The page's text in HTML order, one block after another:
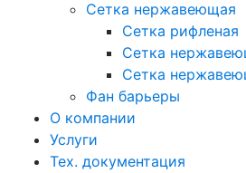
Сетка нержавеющая
Сетка рифленая
Сетка
Сетка
Фан барьеры
О компании
Услуги
Тех. документация